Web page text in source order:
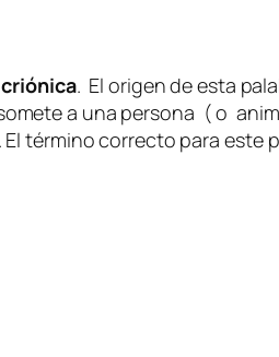
. El origen de esta
a una persona ( o
término correcto para este